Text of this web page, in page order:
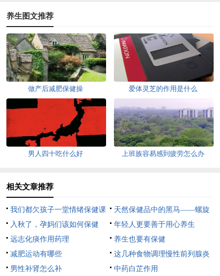
养生图文推荐
做产后减肥保健操 爱体灵芝的作用是什么
男人四十吃什么好 上班族容易感到疲劳怎么办
相关文章推荐
我们都欠孩子一堂情绪保健课
天然保健品中的黑马——螺旋
藻
入秋了，孕妈们该如何保健
呢？
年轻人更要善于用心养生
远志化痰作用药理
养生也要有保健
减肥运动有哪些
这几种食物调理慢性前列腺炎
疾病
男性补肾怎么补 中药白芷作用